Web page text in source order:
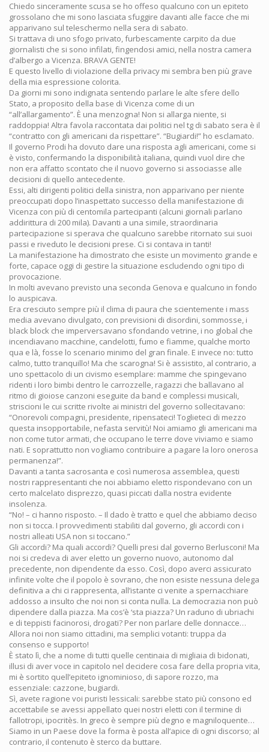
Chiedo sinceramente scusa se ho offeso qualcuno con un epiteto
grossolano che mi sono lasciata sfuggire davanti alle facce che mi
apparivano sul teleschermo nella sera di sabato.
Si trattava di uno sfogo privato, furbescamente carpito da due
giornalisti che si sono infilati, fingendosi amici, nella nostra camera
d’albergo a Vicenza. BRAVA GENTE!
E questo livello di violazione della privacy mi sembra ben più grave
della mia espressione colorita.
Da giorni mi sono indignata sentendo parlare le alte sfere dello
Stato, a proposito della base di Vicenza come di un
“all’allargamento”. È una menzogna! Non si allarga niente, si
raddoppia! Altra favola raccontata dai politici nel tg di sabato sera è il
“contratto con gli americani da rispettare”. “Bugiardi!” ho esclamato.
Il governo Prodi ha dovuto dare una risposta agli americani, come si
è visto, confermando la disponibilità italiana, quindi vuol dire che
non era affatto scontato che il nuovo governo si associasse alle
decisioni di quello antecedente.
Essi, alti dirigenti politici della sinistra, non apparivano per niente
preoccupati dopo l’inaspettato successo della manifestazione di
Vicenza con più di centomila partecipanti (alcuni giornali parlano
addirittura di 200 mila). Davanti a una simile, straordinaria
partecipazione si sperava che qualcuno sarebbe ritornato sui suoi
passi e riveduto le decisioni prese. Ci si contava in tanti!
La manifestazione ha dimostrato che esiste un movimento grande e
forte, capace oggi di gestire la situazione escludendo ogni tipo di
provocazione.
In molti avevano previsto una seconda Genova e qualcuno in fondo
lo auspicava.
Era cresciuto sempre più il clima di paura che scientemente i mass
media avevano divulgato, con previsioni di disordini, sommosse, i
black block che imperversavano sfondando vetrine, i no global che
incendiavano macchine, candelotti, fumo e fiamme, qualche morto
qua e là, fosse lo scenario minimo del gran finale. E invece no: tutto
calmo, tutto tranquillo! Ma che scarogna! Si è assistito, al contrario, a
uno spettacolo di un civismo esemplare: mamme che spingevano
ridenti i loro bimbi dentro le carrozzelle, ragazzi che ballavano al
ritmo di gioiose canzoni eseguite da band e complessi musicali,
striscioni le cui scritte rivolte ai ministri del governo sollecitavano:
“Onorevoli compagni, presidente, ripensateci! Toglieteci di mezzo
questa insopportabile, nefasta servitù! Noi amiamo gli americani ma
non come tutor armati, che occupano le terre dove viviamo e siamo
nati. E soprattutto non vogliamo contribuire a pagare la loro onerosa
permanenza!”.
Davanti a tanta sacrosanta e così numerosa assemblea, questi
nostri rappresentanti che noi abbiamo eletto rispondevano con un
certo malcelato disprezzo, quasi piccati dalla nostra evidente
insolenza.
“No! – ci hanno risposto. – Il dado è tratto e quel che abbiamo deciso
non si tocca. I provvedimenti stabiliti dal governo, gli accordi con i
nostri alleati USA non si toccano.”
Gli accordi? Ma quali accordi? Quelli presi dal governo Berlusconi! Ma
noi si credeva di aver eletto un governo nuovo, autonomo dal
precedente, non dipendente da esso. Così, dopo averci assicurato
infinite volte che il popolo è sovrano, che non esiste nessuna delega
definitiva a chi ci rappresenta, all’istante ci venite a spernacchiare
addosso a insulto che noi non si conta nulla. La democrazia non può
dipendere dalla piazza. Ma cos’è ‘sta piazza? Un raduno di ubriachi
e di teppisti facinorosi, drogati? Per non parlare delle donnacce…
Allora noi non siamo cittadini, ma semplici votanti: truppa da
consenso e supporto!
È stato lì, che a nome di tutti quelle centinaia di migliaia di bidonati,
illusi di aver voce in capitolo nel decidere cosa fare della propria vita,
mi è sortito quell’epiteto ignominioso, di sapore rozzo, ma
essenziale: cazzone, bugiardi.
Sì, avete ragione voi puristi lessicali: sarebbe stato più consono ed
accettabile se avessi appellato quei nostri eletti con il termine di
fallotropi, ipocritès. In greco è sempre più degno e magniloquente…
Siamo in un Paese dove la forma è posta all’apice di ogni discorso; al
contrario, il contenuto è sterco da buttare.